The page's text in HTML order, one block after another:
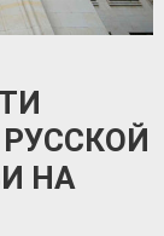
НА